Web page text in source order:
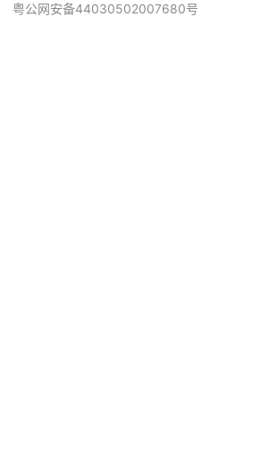
粤公网安备44030502007680号